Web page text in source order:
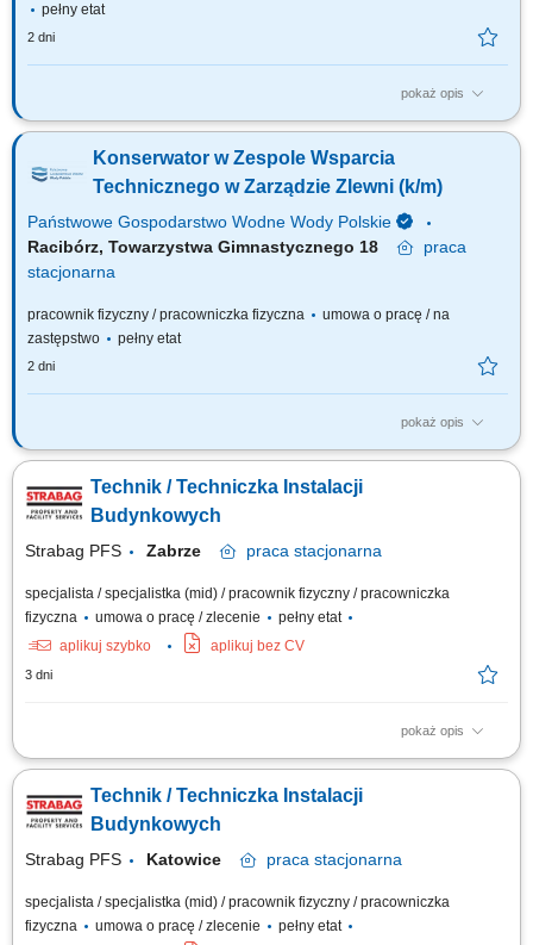
pełny etat
2 dni
pokaż opis
Na tym stanowisku będziesz odpowiedzialny(-a) za: Wykonywanie
nieruchomości i zabezpieczanie miejsc awarii, w tym prace murarskie;
Wykonywanie prac mających na celu utrzymanie trenów zielonych;
Konserwator w Zespole Wsparcia
Technicznego w Zarządzie Zlewni (k/m)
Państwowe Gospodarstwo Wodne Wody Polskie
Racibórz, Towarzystwa Gimnastycznego 18
praca
stacjonarna
pracownik fizyczny / pracowniczka fizyczna
umowa o pracę / na
zastępstwo
pełny etat
2 dni
pokaż opis
OSOBA NA TYM STANOWISKU BĘDZIE ODPOWIEDZIALNA ZA:
wodnych, obsługę urządzeń mechanicznych i elektrycznych, konserwację
i drobne naprawy tych urządzeń, prace związane z prawidłowym
Technik / Techniczka Instalacji
Budynkowych
Strabag PFS Zabrze praca stacjonarna
specjalista / specjalistka (mid) / pracownik fizyczny / pracowniczka
fizyczna
umowa o pracę / zlecenie
pełny etat
aplikuj szybko
aplikuj bez CV
3 dni
pokaż opis
Opis stanowiska Utrzymanie sprawności instalacji budynkowych:
przeglądy oraz konserwacja urządzeń technicznych. Usuwanie awarii i
bieżące reagowanie na zgłoszenia serwisowe. Współpraca z
Technik / Techniczka Instalacji
Budynkowych
Strabag PFS Katowice praca stacjonarna
specjalista / specjalistka (mid) / pracownik fizyczny / pracowniczka
fizyczna
umowa o pracę / zlecenie
pełny etat